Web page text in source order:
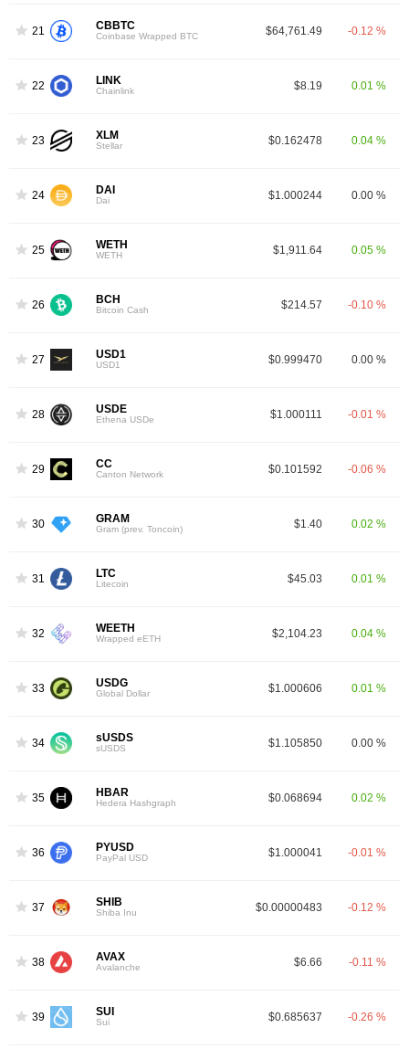
21 CBBTC
Coinbase Wrapped BTC $64,761.49 -0.12 %
22 LINK
Chainlink $8.19 0.01 %
23 XLM
Stellar $0.162478 0.04 %
24 DAI
Dai $1.000244 0.00 %
25 WETH
WETH $1,911.64 0.05 %
26 BCH
Bitcoin Cash $214.57 -0.10 %
27 USD1
USD1 $0.999470 0.00 %
28 USDE
Ethena USDe $1.000111 -0.01 %
29 CC
Canton Network $0.101592 -0.06 %
30 GRAM
Gram (prev. Toncoin) $1.40 0.02 %
31 LTC
Litecoin $45.03 0.01 %
32 WEETH
Wrapped eETH $2,104.23 0.04 %
33 USDG
Global Dollar $1.000606 0.01 %
34 sUSDS
sUSDS $1.105850 0.00 %
35 HBAR
Hedera Hashgraph $0.068694 0.02 %
36 PYUSD
PayPal USD $1.000041 -0.01 %
37 SHIB
Shiba Inu $0.00000483 -0.12 %
38 AVAX
Avalanche $6.66 -0.11 %
39 SUI
Sui $0.685637 -0.26 %